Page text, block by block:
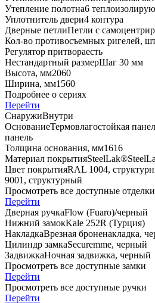
Утепление полотна6
Уплотнитель двери4 контура
Дверные петлиПетли с
Кол-во противосъемных ригелей,
Регулятор притвораесть
Нестандартный размерШаг 30 мм
Высота, мм2060
Ширина, мм1560
Подробнее о сериях
Перейти
СнаружиВнутри
ОснованиеТермовлагостойкая
панель
Толщина основания, мм1616
Материал покрытияSteelLak®
Цвет покрытияRAL 1004,
9001, структурный
Просмотреть все доступные отделки
Перейти
Дверная ручкаFlоw (Fuaro)/черный
Нижний замокKale 252R (Турция)
НакладкаВрезная броненакладка,
Цилиндр замкаSecuremme, черный
ЗадвижкаНочная задвижка, черный
Просмотреть все доступные замки
Перейти
Просмотреть все доступные ручки
Перейти